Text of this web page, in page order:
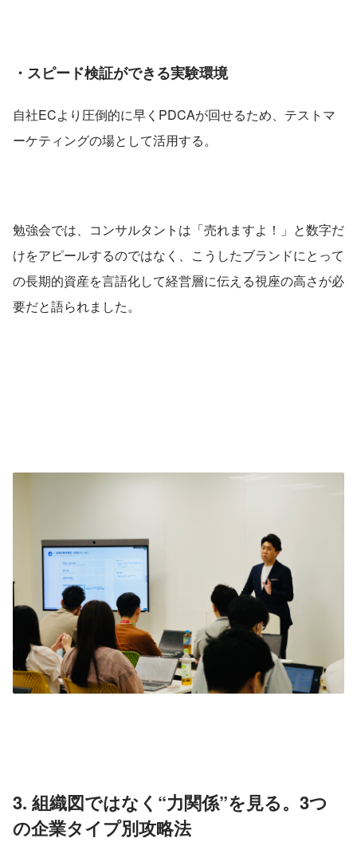
・ スピード検証ができる実験環境
自社ECより圧倒的に早くPDCAが回せるため、テストマ
ーケティングの場として活用する。
勉強会では、コンサルタントは「売れますよ！」と数字だ
けをアピールするのではなく、こうしたブランドにとって
の長期的資産を言語化して経営層に伝える視座の高さが必
要だと語られました。
3. 組織図ではなく“力関係”を見る。3つ
の企業タイプ別攻略法